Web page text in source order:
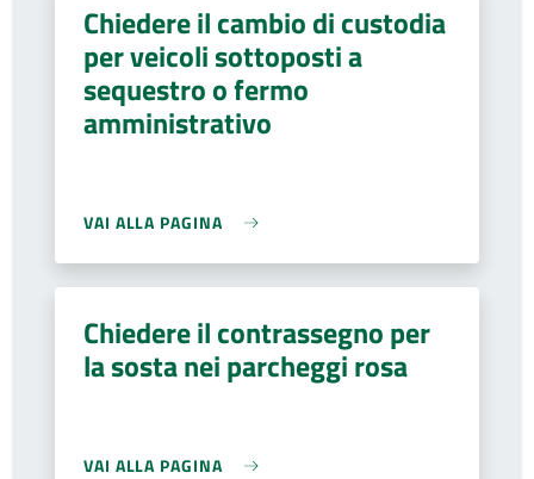
Chiedere il cambio di custodia
per veicoli sottoposti a
sequestro o fermo
amministrativo
VAI ALLA PAGINA
Chiedere il contrassegno per
la sosta nei parcheggi rosa
VAI ALLA PAGINA